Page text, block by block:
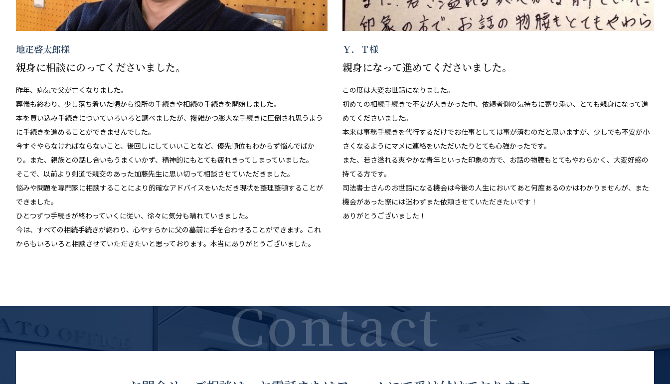
地疋啓太郎様
親身に相談にのってくださいました。
昨年、病気で父が亡くなりました。
葬儀も終わり、少し落ち着いた頃から役所の手続きや相続の手続きを開始しました。
本を買い込み手続きについていろいろと調べましたが、複雑かつ膨大な手続きに圧倒され思うよう
に手続きを進めることができませんでした。
今すぐやらなければならないこと、後回しにしていいことなど、優先順位もわからず悩んでばか
り。また、親族との話し合いもうまくいかず、精神的にもとても疲れきってしまっていました。
そこで、以前より剣道で親交のあった加藤先生に思い切って相談させていただきました。
悩みや問題を専門家に相談することにより的確なアドバイスをいただき現状を整理整頓することが
できました。
ひとつずつ手続きが終わっていくに従い、徐々に気分も晴れていきました。
今は、すべての相続手続きが終わり、心やすらかに父の墓前に手を合わせることができます。これ
からもいろいろと相談させていただきたいと思っております。本当にありがとうございました。
Ｙ．Ｔ様
親身になって進めてくださいました。
この度は大変お世話になりました。
初めての相続手続きで不安が大きかった中、依頼者側の気持ちに寄り添い、とても親身になって進
めてくださいました。
本来は事務手続きを代行するだけでお仕事としては事が済むのだと思いますが、少しでも不安が小
さくなるようにマメに連絡をいただいたりとても心強かったです。
また、若さ溢れる爽やかな青年といった印象の方で、お話の物腰もとてもやわらかく、大変好感の
持てる方です。
司法書士さんのお世話になる機会は今後の人生においてあと何度あるのかはわかりませんが、また
機会があった際には迷わずまた依頼させていただきたいです！
ありがとうございました！